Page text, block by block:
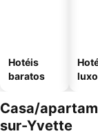
Hotéis
baratos
luxo
Casa/
sur-Yvette